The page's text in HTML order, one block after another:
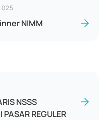
NIMM
NSSS
REGULER